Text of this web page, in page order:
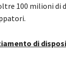
100 milioni di
di